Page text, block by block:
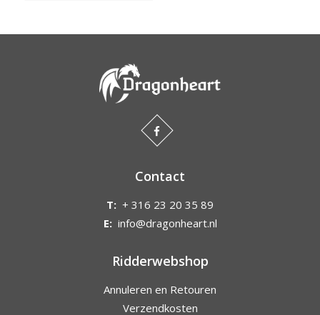
Contact
T: + 316 23 20 35 89
E: info@dragonheart.nl
Ridderwebshop
Annuleren en Retouren
Verzendkosten